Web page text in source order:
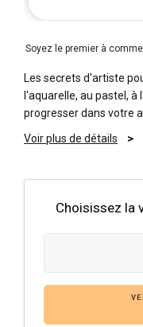
Soyez le premier à
Les secrets d'artiste
l'aquarelle, au pastel,
progresser dans votre
Voir plus de détails
Choisissez la